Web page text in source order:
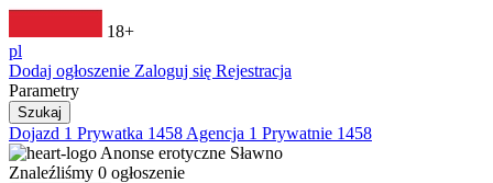
18+
pl
Dodaj ogłoszenie Zaloguj się Rejestracja
Parametry
Szukaj
Dojazd 1 Prywatka 1458 Agencja 1 Prywatnie 1458
Anonse erotyczne Sławno
Znaleźliśmy 0 ogłoszenie